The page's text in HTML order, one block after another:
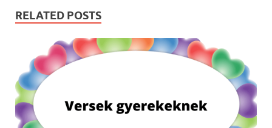
RELATED POSTS